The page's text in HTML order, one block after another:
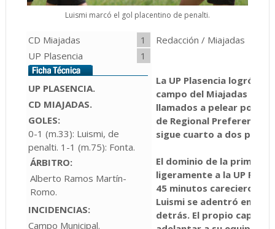
Luismi marcó el gol placentino de penalti.
CD Miajadas
1
UP Plasencia
1
UP PLASENCIA.
CD MIAJADAS.
GOLES:
0-1 (m.33): Luismi, de
penalti. 1-1 (m.75): Fonta.
ÁRBITRO:
Alberto Ramos Martín-
Romo.
INCIDENCIAS:
Campo Municipal.
Redacción / Miajadas
La UP Plasencia logró
campo del Miajadas (1-
llamados a pelear por el
de Regional Preferente.
sigue cuarto a dos
El dominio de la primera
ligeramente a la UP
45 minutos carecieron de
Luismi se adentró en el
detrás. El propio